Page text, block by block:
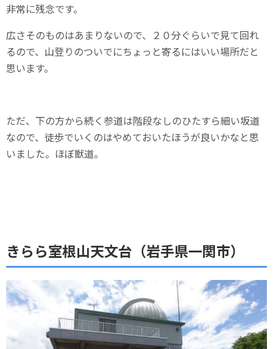
非常に残念です。
広さそのものはあまりないので、２０分ぐらいで見て回れ
るので、山登りのついでにちょっと寄るにはいい場所だと
思います。
ただ、下の方から続く参道は階段なしのひたすら細い坂道
なので、徒歩でいくのはやめておいたほうが良いかなと思
いました。ほぼ獣道。
きらら室根山天文台（岩手県一関市）